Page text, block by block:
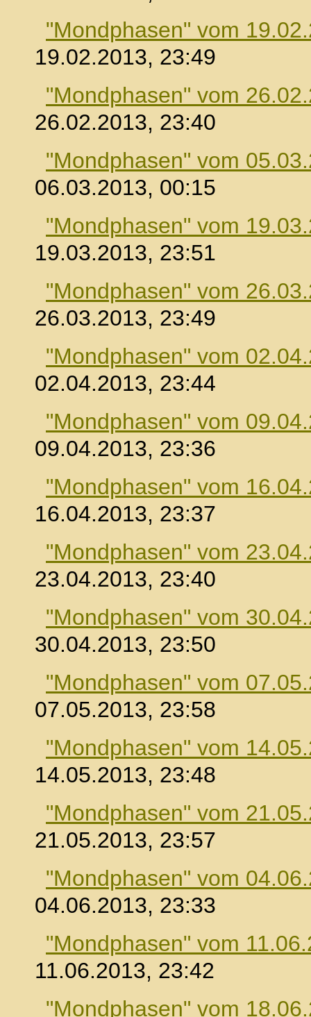
"Mondphasen" vom
19.02.2013, 23:49
"Mondphasen" vom
26.02.2013, 23:40
"Mondphasen" vom
06.03.2013, 00:15
"Mondphasen" vom
19.03.2013, 23:51
"Mondphasen" vom
26.03.2013, 23:49
"Mondphasen" vom
02.04.2013, 23:44
"Mondphasen" vom
09.04.2013, 23:36
"Mondphasen" vom
16.04.2013, 23:37
"Mondphasen" vom
23.04.2013, 23:40
"Mondphasen" vom
30.04.2013, 23:50
"Mondphasen" vom
07.05.2013, 23:58
"Mondphasen" vom
14.05.2013, 23:48
"Mondphasen" vom
21.05.2013, 23:57
"Mondphasen" vom
04.06.2013, 23:33
"Mondphasen" vom
11.06.2013, 23:42
"Mondphasen" vom